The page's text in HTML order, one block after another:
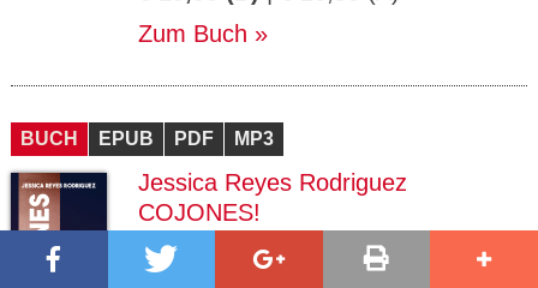
Zum Buch
BUCH EPUB PDF MP3
Jessica Reyes Rodriguez
COJONES!
Erscheinungstermin:19.03.2026